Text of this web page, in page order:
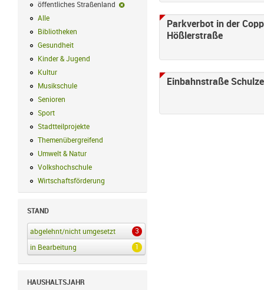
öffentliches Straßenland
öffentliches Straßenland-Filter entfernen
Alle
Bibliotheken Bibliotheken Filter anwenden
Gesundheit
Kinder & Jugend
Kinder & Jugend Filter anwenden
Kultur
Musikschule Musikschule Filter anwenden
Senioren
Sport
Stadtteilprojekte
Themenübergreifend
Umwelt & Natur
Volkshochschule
Wirtschaftsförderung
STAND
abgelehnt/nicht umgesetzt 3
abgelehnt/nicht umgesetzt Filter anwenden
in Bearbeitung
1
in Bearbeitung Filter anwenden
HAUSHALTSJAHR
Parkverbot in der
Hößlerstraße
Einbahnstraße